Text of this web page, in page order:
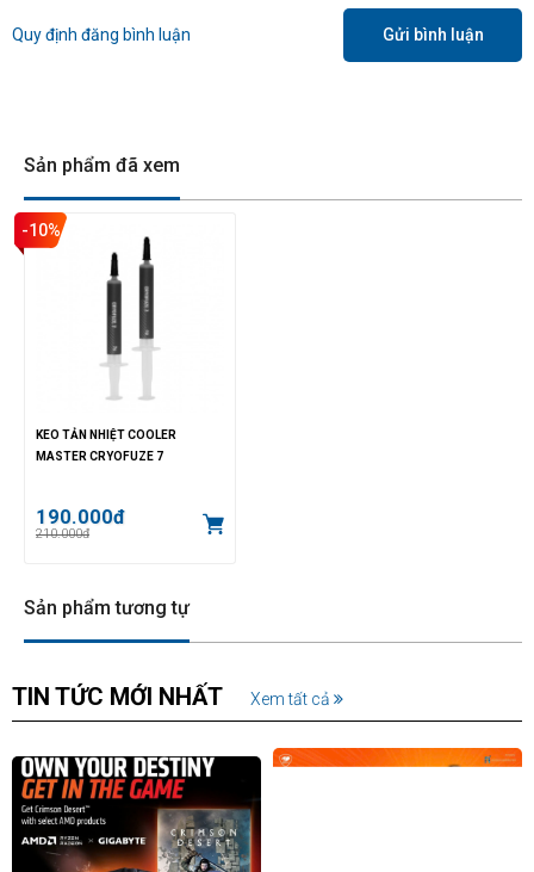
Quy định đăng bình luận Gửi bình luận
Sản phẩm đã xem
-10%
KEO TẢN NHIỆT COOLER
MASTER CRYOFUZE 7
190.000đ
210.000đ
Sản phẩm tương tự
TIN TỨC MỚI NHẤT Xem tất cả